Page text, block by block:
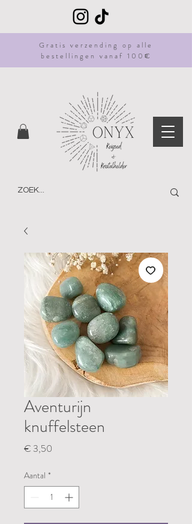
Gratis verzending op alle
bestellingen vanaf 100€
Aventurijn
knuffelsteen
€ 3,50
Aantal *